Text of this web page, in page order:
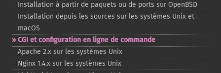
Installation à partir de paquets ou de ports sur OpenBSD
Installation depuis les sources sur les systèmes Unix et
macOS
CGI et configuration en ligne de commande
Apache 2.x sur les systèmes Unix
Nginx 1.4.x sur les systèmes Unix